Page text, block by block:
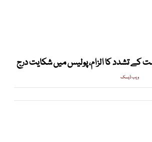
کے تشدد کا الزام، پولیس میں شکایت درج
ویب ڈیسک